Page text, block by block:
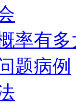
率有多
题病例